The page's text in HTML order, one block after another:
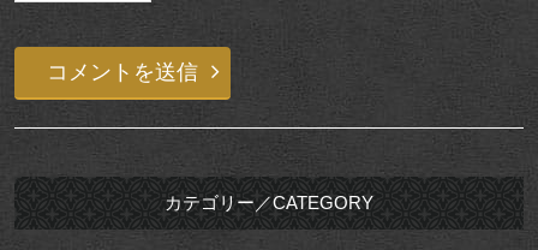
カテゴリー／CATEGORY